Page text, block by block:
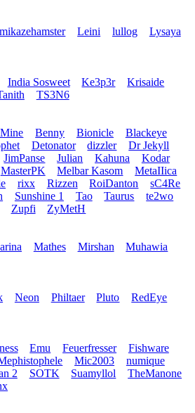
Leini lullog
Lysaya
India Sosweet Ke3p3r
Krisaide
TS3N6
Benny Bionicle
Blackeye
Detonator dizzler
Dr Jekyll
JimPanse Julian Kahuna
Kodar
MasterPK Melbar Kasom
MetaIIica
rixx Rizzen RoiDanton
sC4Re
Sunshine 1 Tao Taurus
te2wo
Zupfi ZyMetH
Mathes Mirshan
Muhawia
Neon Philtaer Pluto
RedEye
Emu Feuerfresser
Fishware
Mic2003
numique
2 SOTK Suamyllol
TheManone